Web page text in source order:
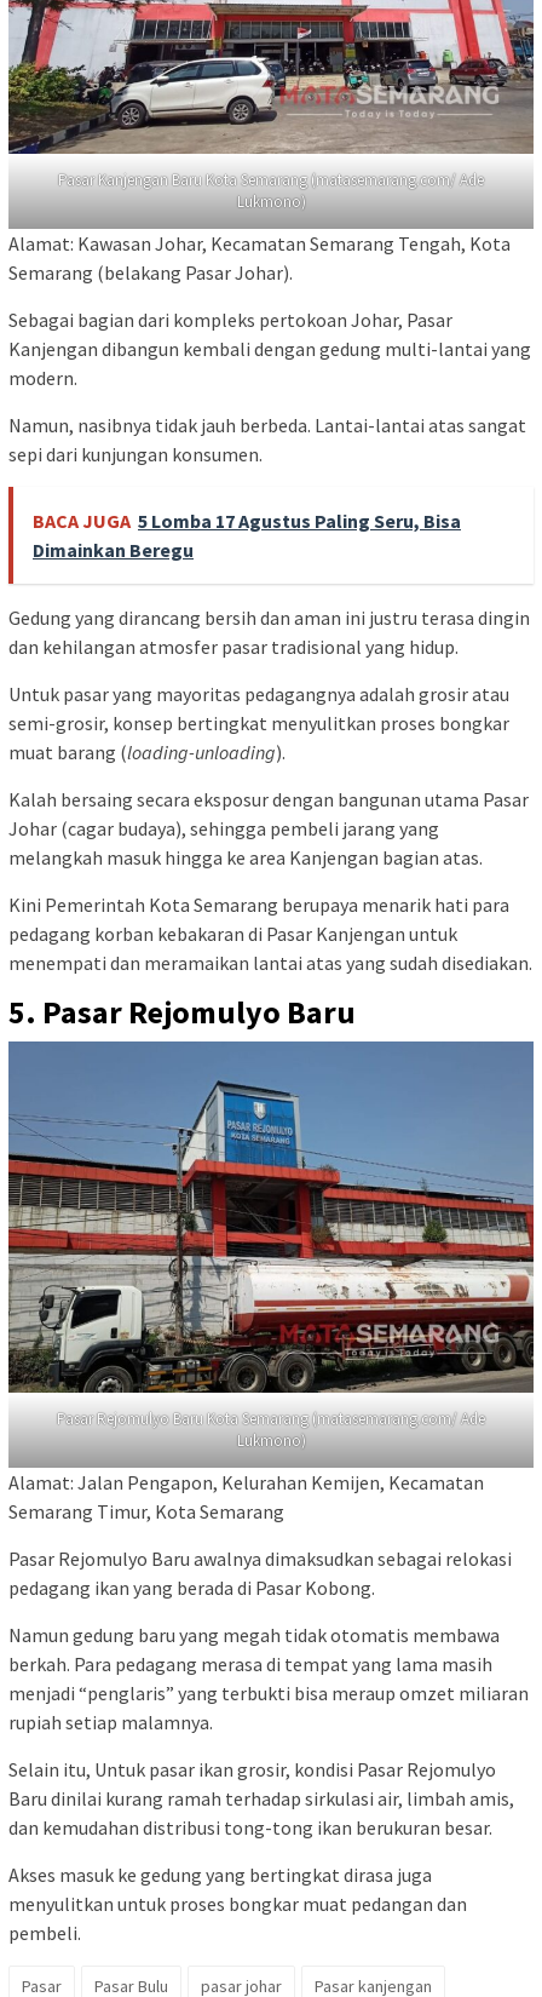
Pasar Kanjengan Baru Kota Semarang (matasemarang.com/ Ade
Lukmono)
Alamat: Kawasan Johar, Kecamatan Semarang Tengah, Kota
Semarang (belakang Pasar Johar).
Sebagai bagian dari kompleks pertokoan Johar, Pasar
Kanjengan dibangun kembali dengan gedung multi-lantai yang
modern.
Namun, nasibnya tidak jauh berbeda. Lantai-lantai atas sangat
sepi dari kunjungan konsumen.
BACA JUGA 5 Lomba 17 Agustus Paling Seru, Bisa
Dimainkan Beregu
Gedung yang dirancang bersih dan aman ini justru terasa dingin
dan kehilangan atmosfer pasar tradisional yang hidup.
Untuk pasar yang mayoritas pedagangnya adalah grosir atau
semi-grosir, konsep bertingkat menyulitkan proses bongkar
muat barang (loading-unloading).
Kalah bersaing secara eksposur dengan bangunan utama Pasar
Johar (cagar budaya), sehingga pembeli jarang yang
melangkah masuk hingga ke area Kanjengan bagian atas.
Kini Pemerintah Kota Semarang berupaya menarik hati para
pedagang korban kebakaran di Pasar Kanjengan untuk
menempati dan meramaikan lantai atas yang sudah disediakan.
5. Pasar Rejomulyo Baru
Pasar Rejomulyo Baru Kota Semarang (matasemarang.com/ Ade
Lukmono)
Alamat: Jalan Pengapon, Kelurahan Kemijen, Kecamatan
Semarang Timur, Kota Semarang
Pasar Rejomulyo Baru awalnya dimaksudkan sebagai relokasi
pedagang ikan yang berada di Pasar Kobong.
Namun gedung baru yang megah tidak otomatis membawa
berkah. Para pedagang merasa di tempat yang lama masih
menjadi “penglaris” yang terbukti bisa meraup omzet miliaran
rupiah setiap malamnya.
Selain itu, Untuk pasar ikan grosir, kondisi Pasar Rejomulyo
Baru dinilai kurang ramah terhadap sirkulasi air, limbah amis,
dan kemudahan distribusi tong-tong ikan berukuran besar.
Akses masuk ke gedung yang bertingkat dirasa juga
menyulitkan untuk proses bongkar muat pedangan dan
pembeli.
Pasar Pasar Bulu pasar johar Pasar kanjengan